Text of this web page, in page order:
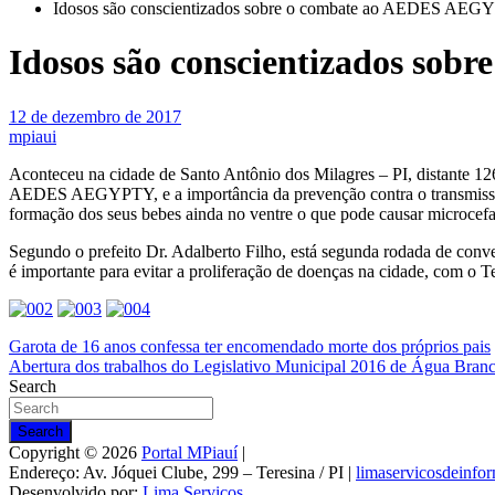
Idosos são conscientizados sobre o combate ao AEDES
Idosos são conscientizados
12 de dezembro de 2017
mpiaui
Aconteceu na cidade de Santo Antônio dos Milagres – PI, distante
AEDES AEGYPTY, e a importância da prevenção contra o
formação dos seus bebes ainda no ventre o que pode causar
Segundo o prefeito Dr. Adalberto Filho, está segunda rodada de
é importante para evitar a proliferação de doenças na cidade, com o
Navegação
de
Post
Garota de 16 anos confessa ter encomendado morte dos próprios pais
Abertura dos trabalhos do Legislativo Municipal 2016 de Água
Search
Search
Copyright © 2026 Portal MPiauí|
Endereço: Av. Jóquei Clube, 299 – Teresina / PI |